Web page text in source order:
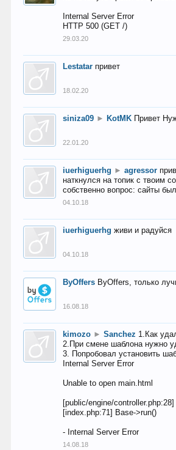
Internal Server Error
HTTP 500 (GET /)
29.03.20
Lestatar привет
18.02.20
siniza09 ► KotMK Привет
22.01.20
iuerhiguerhg ► agressor
наткнулся на топик с твоим
собственно вопрос: сайты
04.10.18
iuerhiguerhg живи и радуйся
04.10.18
ByOffers ByOffers, только
16.08.18
kimozo ► Sanchez 1.Как
2.При смене шаблона нужно
3. Попробовал установить
Internal Server Error
Unable to open main.html
[public/engine/
[index.php:71] Base->run()
- Internal Server Error
14.08.18